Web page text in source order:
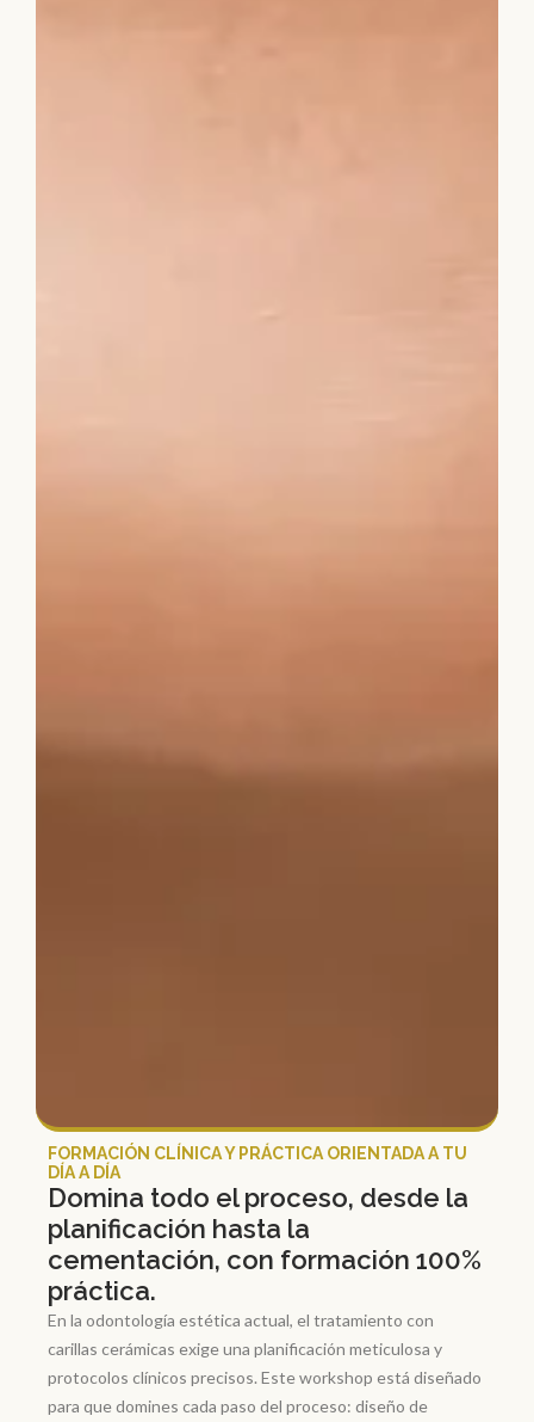
FORMACIÓN CLÍNICA Y PRÁCTICA ORIENTADA A TU
DÍA A DÍA
Domina todo el proceso, desde la
planificación hasta la
cementación, con formación 100%
práctica.
En la odontología estética actual, el tratamiento con
carillas cerámicas exige una planificación meticulosa y
protocolos clínicos precisos. Este workshop está diseñado
para que domines cada paso del proceso: diseño de